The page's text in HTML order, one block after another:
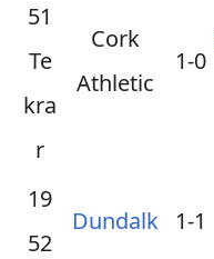
51
Te
kra
r
Cork
Athletic
1-0
19
52
Dundalk 1-1